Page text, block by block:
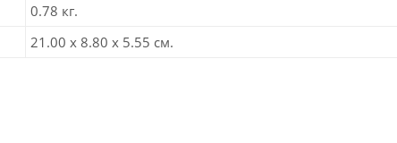
0.78 кг.
21.00 x 8.80 x 5.55 см.